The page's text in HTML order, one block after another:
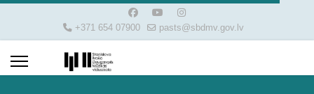
+371 654 07900 pasts@sbdmv.gov.lv